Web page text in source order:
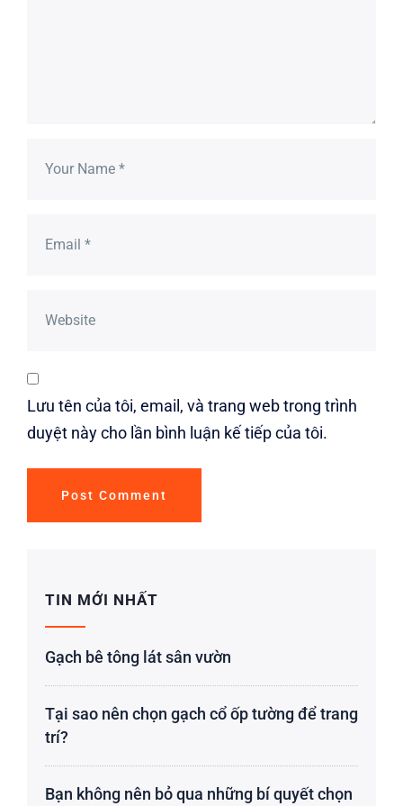
Lưu tên của tôi, email, và trang web trong trình
duyệt này cho lần bình luận kế tiếp của tôi.
TIN MỚI NHẤT
Gạch bê tông lát sân vườn
Tại sao nên chọn gạch cổ ốp tường để trang
trí?
Bạn không nên bỏ qua những bí quyết chọn